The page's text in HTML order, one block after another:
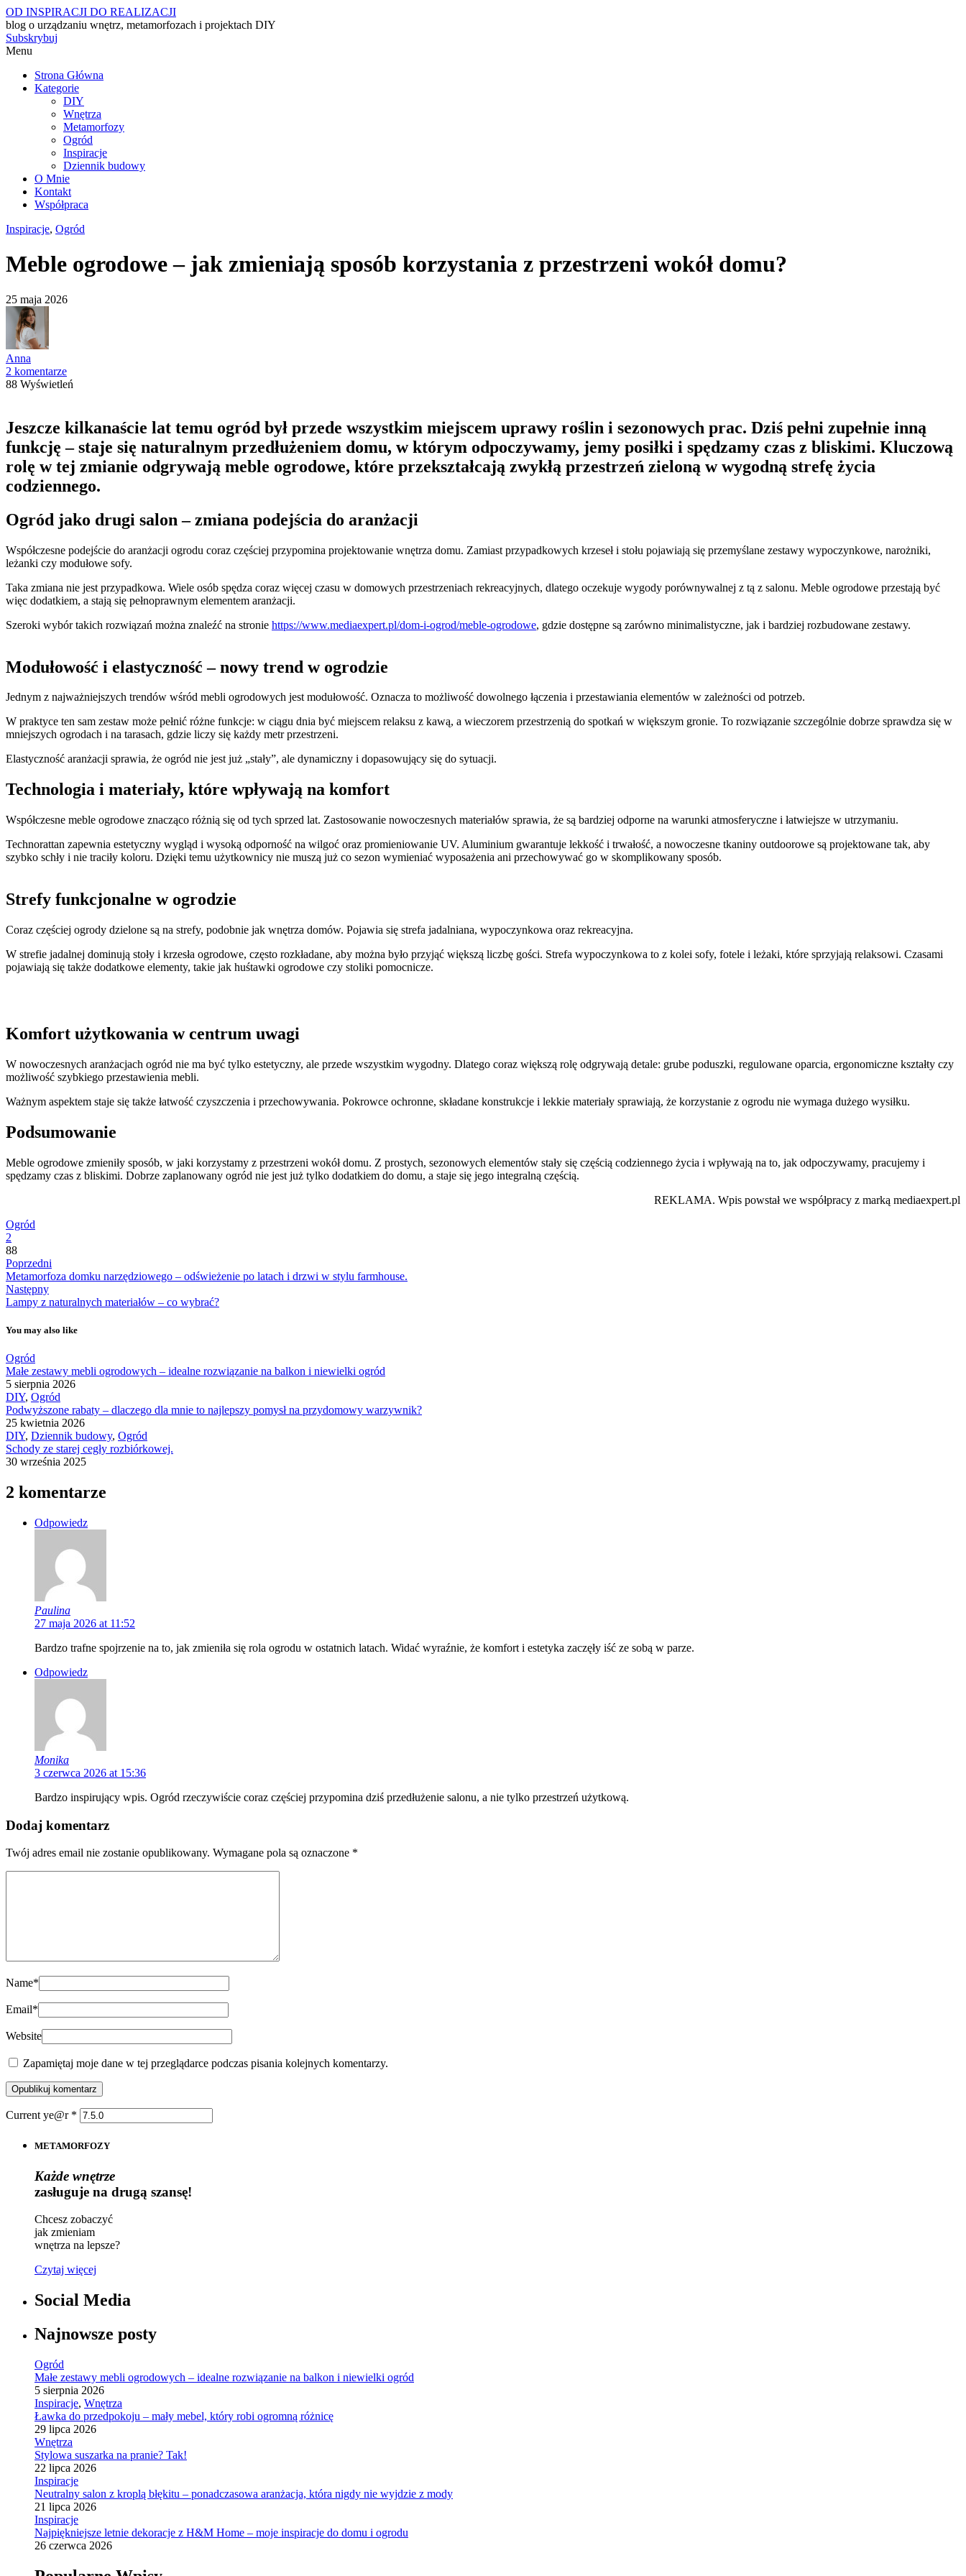
OD INSPIRACJI DO REALIZACJI
blog o urządzaniu wnętrz, metamorfozach i projektach DIY
Subskrybuj
Menu
Strona Główna
Kategorie
DIY
Wnętrza
Metamorfozy
Ogród
Inspiracje
Dziennik budowy
O Mnie
Kontakt
Współpraca
Inspiracje, Ogród
Meble ogrodowe – jak zmieniają sposób korzystania z przestrzeni wokół domu?
25 maja 2026
Anna
2 komentarze
88 Wyświetleń
Jeszcze kilkanaście lat temu ogród był przede wszystkim miejscem uprawy roślin i sezonowych prac. Dziś pełni zupełnie inną
funkcję – staje się naturalnym przedłużeniem domu, w którym odpoczywamy, jemy posiłki i spędzamy czas z bliskimi. Kluczową
rolę w tej zmianie odgrywają meble ogrodowe, które przekształcają zwykłą przestrzeń zieloną w wygodną strefę życia
codziennego.
Ogród jako drugi salon – zmiana podejścia do aranżacji
Współczesne podejście do aranżacji ogrodu coraz częściej przypomina projektowanie wnętrza domu. Zamiast przypadkowych krzeseł i stołu pojawiają się przemyślane zestawy wypoczynkowe, narożniki,
leżanki czy modułowe sofy.
Taka zmiana nie jest przypadkowa. Wiele osób spędza coraz więcej czasu w domowych przestrzeniach rekreacyjnych, dlatego oczekuje wygody porównywalnej z tą z salonu. Meble ogrodowe przestają być
więc dodatkiem, a stają się pełnoprawnym elementem aranżacji.
Szeroki wybór takich rozwiązań można znaleźć na stronie https://www.mediaexpert.pl/dom-i-ogrod/meble-ogrodowe, gdzie dostępne są zarówno minimalistyczne, jak i bardziej rozbudowane zestawy.
Modułowość i elastyczność – nowy trend w ogrodzie
Jednym z najważniejszych trendów wśród mebli ogrodowych jest modułowość. Oznacza to możliwość dowolnego łączenia i przestawiania elementów w zależności od potrzeb.
W praktyce ten sam zestaw może pełnić różne funkcje: w ciągu dnia być miejscem relaksu z kawą, a wieczorem przestrzenią do spotkań w większym gronie. To rozwiązanie szczególnie dobrze sprawdza się w
mniejszych ogrodach i na tarasach, gdzie liczy się każdy metr przestrzeni.
Elastyczność aranżacji sprawia, że ogród nie jest już „stały”, ale dynamiczny i dopasowujący się do sytuacji.
Technologia i materiały, które wpływają na komfort
Współczesne meble ogrodowe znacząco różnią się od tych sprzed lat. Zastosowanie nowoczesnych materiałów sprawia, że są bardziej odporne na warunki atmosferyczne i łatwiejsze w utrzymaniu.
Technorattan zapewnia estetyczny wygląd i wysoką odporność na wilgoć oraz promieniowanie UV. Aluminium gwarantuje lekkość i trwałość, a nowoczesne tkaniny outdoorowe są projektowane tak, aby
szybko schły i nie traciły koloru. Dzięki temu użytkownicy nie muszą już co sezon wymieniać wyposażenia ani przechowywać go w skomplikowany sposób.
Strefy funkcjonalne w ogrodzie
Coraz częściej ogrody dzielone są na strefy, podobnie jak wnętrza domów. Pojawia się strefa jadalniana, wypoczynkowa oraz rekreacyjna.
W strefie jadalnej dominują stoły i krzesła ogrodowe, często rozkładane, aby można było przyjąć większą liczbę gości. Strefa wypoczynkowa to z kolei sofy, fotele i leżaki, które sprzyjają relaksowi. Czasami
pojawiają się także dodatkowe elementy, takie jak huśtawki ogrodowe czy stoliki pomocnicze.
Komfort użytkowania w centrum uwagi
W nowoczesnych aranżacjach ogród nie ma być tylko estetyczny, ale przede wszystkim wygodny. Dlatego coraz większą rolę odgrywają detale: grube poduszki, regulowane oparcia, ergonomiczne kształty czy
możliwość szybkiego przestawienia mebli.
Ważnym aspektem staje się także łatwość czyszczenia i przechowywania. Pokrowce ochronne, składane konstrukcje i lekkie materiały sprawiają, że korzystanie z ogrodu nie wymaga dużego wysiłku.
Podsumowanie
Meble ogrodowe zmieniły sposób, w jaki korzystamy z przestrzeni wokół domu. Z prostych, sezonowych elementów stały się częścią codziennego życia i wpływają na to, jak odpoczywamy, pracujemy i
spędzamy czas z bliskimi. Dobrze zaplanowany ogród nie jest już tylko dodatkiem do domu, a staje się jego integralną częścią.
REKLAMA. Wpis powstał we współpracy z marką mediaexpert.pl
Ogród
2
88
Poprzedni
Metamorfoza domku narzędziowego – odświeżenie po latach i drzwi w stylu farmhouse.
Następny
Lampy z naturalnych materiałów – co wybrać?
You may also like
Ogród
Małe zestawy mebli ogrodowych – idealne rozwiązanie na balkon i niewielki ogród
5 sierpnia 2026
DIY, Ogród
Podwyższone rabaty – dlaczego dla mnie to najlepszy pomysł na przydomowy warzywnik?
25 kwietnia 2026
DIY, Dziennik budowy, Ogród
Schody ze starej cegły rozbiórkowej.
30 września 2025
2 komentarze
Odpowiedz
Paulina
27 maja 2026 at 11:52
Bardzo trafne spojrzenie na to, jak zmieniła się rola ogrodu w ostatnich latach. Widać wyraźnie, że komfort i estetyka zaczęły iść ze sobą w parze.
Odpowiedz
Monika
3 czerwca 2026 at 15:36
Bardzo inspirujący wpis. Ogród rzeczywiście coraz częściej przypomina dziś przedłużenie salonu, a nie tylko przestrzeń użytkową.
Dodaj komentarz
Twój adres email nie zostanie opublikowany. Wymagane pola są oznaczone *
Name*
Email*
Website
Zapamiętaj moje dane w tej przeglądarce podczas pisania kolejnych komentarzy.
Current ye@r *
METAMORFOZY
Każde wnętrze
zasługuje na drugą szansę!
Chcesz zobaczyć
jak zmieniam
wnętrza na lepsze?
Czytaj więcej
Social Media
Najnowsze posty
Ogród
Małe zestawy mebli ogrodowych – idealne rozwiązanie na balkon i niewielki ogród
5 sierpnia 2026
Inspiracje, Wnętrza
Ławka do przedpokoju – mały mebel, który robi ogromną różnicę
29 lipca 2026
Wnętrza
Stylowa suszarka na pranie? Tak!
22 lipca 2026
Inspiracje
Neutralny salon z kroplą błękitu – ponadczasowa aranżacja, która nigdy nie wyjdzie z mody
21 lipca 2026
Inspiracje
Najpiękniejsze letnie dekoracje z H&M Home – moje inspiracje do domu i ogrodu
26 czerwca 2026